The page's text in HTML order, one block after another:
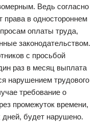
Ведь согласно
права в одностороннем
оплаты труда,
законодательством.
с просьбой
раз в месяц выплата
нарушением трудового
требование о
промежуток времени,
будет нарушено.